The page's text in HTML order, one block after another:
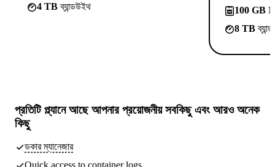
4 TBব্যান্ডউইথ
100 GB
8 TB
প্রতিটি প্ল্যানে আছেআপনার প্রয়োজনীয় সবকিছুএবং আরও অনেক
কিছু
ডকার ম্যানেজার